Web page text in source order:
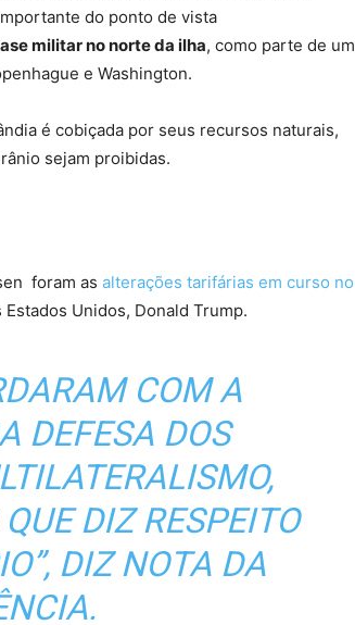
do ponto de vista
militar no norte da ilha, como parte de um
e Washington.
é cobiçada por seus recursos naturais,
sejam proibidas.
foram as alterações tarifárias em curso no
Unidos, Donald Trump.
COM A
DEFESA DOS
DIZ RESPEITO
DIZ NOTA DA